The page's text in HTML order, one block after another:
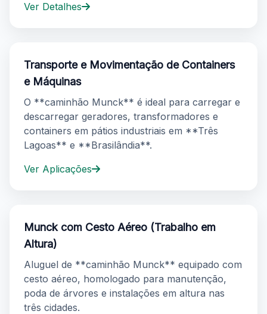
Ver Detalhes
Transporte e Movimentação de Containers
e Máquinas
O **caminhão Munck** é ideal para carregar e
descarregar geradores, transformadores e
containers em pátios industriais em **Três
Lagoas** e **Brasilândia**.
Ver Aplicações
Munck com Cesto Aéreo (Trabalho em
Altura)
Aluguel de **caminhão Munck** equipado com
cesto aéreo, homologado para manutenção,
poda de árvores e instalações em altura nas
três cidades.